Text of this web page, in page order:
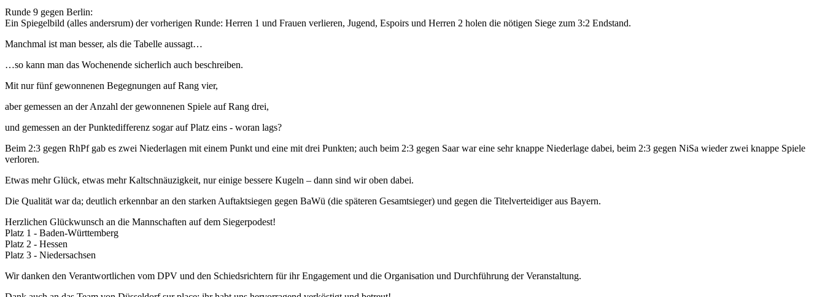
Runde 9 gegen Berlin:
Ein Spiegelbild (alles andersrum) der vorherigen Runde: Herren 1 und Frauen verlieren, Jugend, Espoirs und Herren 2 holen die nötigen Siege zum 3:2 Endstand.
Manchmal ist man besser, als die Tabelle aussagt…
…so kann man das Wochenende sicherlich auch beschreiben.
Mit nur fünf gewonnenen Begegnungen auf Rang vier,
aber gemessen an der Anzahl der gewonnenen Spiele auf Rang drei,
und gemessen an der Punktedifferenz sogar auf Platz eins - woran lags?
Beim 2:3 gegen RhPf gab es zwei Niederlagen mit einem Punkt und eine mit drei Punkten; auch beim 2:3 gegen Saar war eine sehr knappe Niederlage dabei, beim 2:3 gegen NiSa wieder zwei knappe Spiele
verloren.
Etwas mehr Glück, etwas mehr Kaltschnäuzigkeit, nur einige bessere Kugeln – dann sind wir oben dabei.
Die Qualität war da; deutlich erkennbar an den starken Auftaktsiegen gegen BaWü (die späteren Gesamtsieger) und gegen die Titelverteidiger aus Bayern.
Herzlichen Glückwunsch an die Mannschaften auf dem Siegerpodest!
Platz 1 - Baden-Württemberg
Platz 2 - Hessen
Platz 3 - Niedersachsen
Wir danken den Verantwortlichen vom DPV und den Schiedsrichtern für ihr Engagement und die Organisation und Durchführung der Veranstaltung.